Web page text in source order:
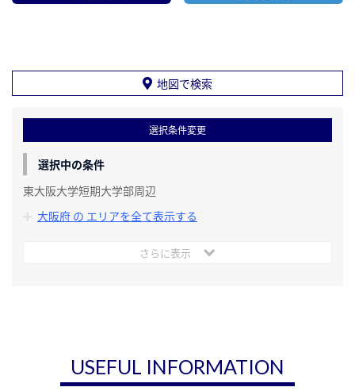
地図で検索
選択条件変更
選択中の条件
東大阪大学短期大学部周辺
大阪府 の エリアを全て表示する
さらに表示
USEFUL INFORMATION